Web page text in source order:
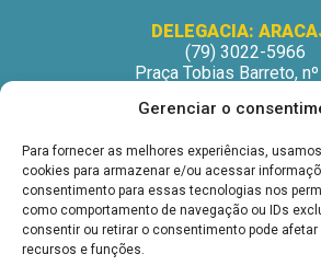
Gerenciar o
Para fornecer as melhores experiências,
cookies para armazenar e/ou acessar
consentimento para essas tecnologias nos
como comportamento de navegação ou IDs
consentir ou retirar o consentimento pode
recursos e funções.
DELEGACIA:
(79) 3022-5966
Praça Tobias Barreto,
São José – Aracaju/
Horário de
Segunda a Sexta-
9h às 12h | 13h às
DELEGACIA: